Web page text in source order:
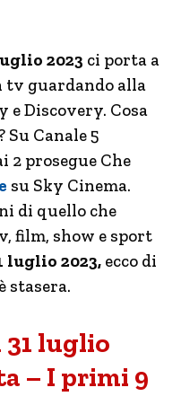
2023 ci porta a
tv guardando alla
e Discovery. Cosa
Su Canale 5
2 prosegue Che
su Sky Cinema.
di quello che
film, show e sport
luglio 2023, ecco di
stasera.
luglio
– I primi 9